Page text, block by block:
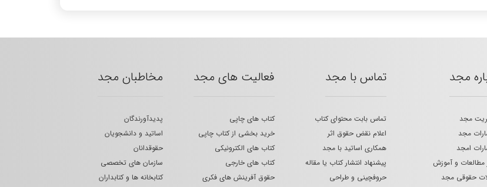
مجد
مجد
مجد
امجد
مطالعات و آموزش
حقوقی مجد
تماس با مجد
تماس بابت محتوای کتاب
اعلام نقض حقوق اثر
همکاری اساتید با مجد
پیشنهاد انتشار کتاب یا مقاله
حروفچینی و طراحی
فعالیت های مجد
کتاب های چاپی
خرید بخشی از کتاب چاپی
کتاب های الکترونیکی
کتاب های خارجی
حقوق آفرینش های فکری
مخاطبان مجد
پدیدآورندگان
اساتید و دانشجویان
حقوقدانان
سازمان های تخصصی
کتابخانه ها و کتابداران